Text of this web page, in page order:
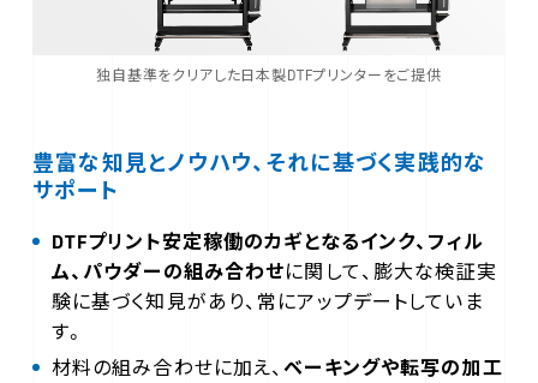
独自基準をクリアした日本製DTFプリンターをご提供
豊富な知見とノウハウ、それに基づく実践的な
サポート
DTFプリント安定稼働のカギとなるインク、フィル
ム、パウダーの組み合わせに関して、膨大な検証実
験に基づく知見があり、常にアップデートしていま
す。
材料の組み合わせに加え、ベーキングや転写の加工